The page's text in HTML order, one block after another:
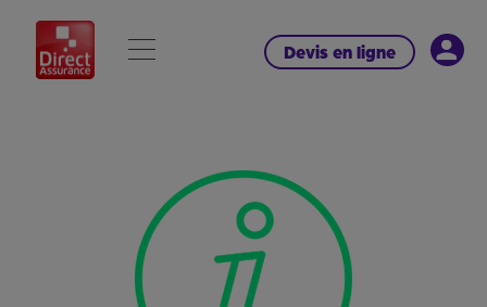
Devis en ligne